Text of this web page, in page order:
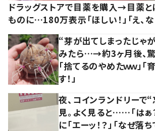
ドラッグストアで目薬を購入→目薬
ものに…180万表示「ほしい！」「え、な
“芽が出てしまったじゃ
みたら…→約3ヶ月後、
「捨てるのやめたｗｗ」
す！」
夜、コインランドリーで
見。よく見ると……「はぁ
に「エーッ！？」「なぜ落